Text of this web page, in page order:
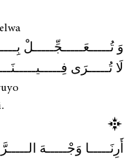
وَ تُـــــعَـــــجِّـــــلْ
لَا تُـــــرَى
أَرِنَـــــا وَجْـــــهَ